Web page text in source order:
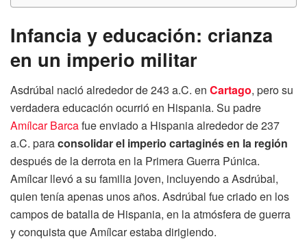
Infancia y educación: crianza
en un imperio militar
Asdrúbal nació alrededor de 243 a.C. en Cartago, pero su
verdadera educación ocurrió en Hispania. Su padre
Amílcar Barcafue enviado a Hispania alrededor de 237
a.C. paraconsolidar el imperio cartaginés en la región
después de la derrota en la Primera Guerra Púnica.
Amílcar llevó a su familia joven, incluyendo a Asdrúbal,
quien tenía apenas unos años. Asdrúbal fue criado en los
campos de batalla de Hispania, en la atmósfera de guerra
y conquista que Amílcar estaba dirigiendo.